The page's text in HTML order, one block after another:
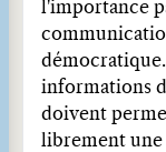
l'importance
informations
doivent
librement